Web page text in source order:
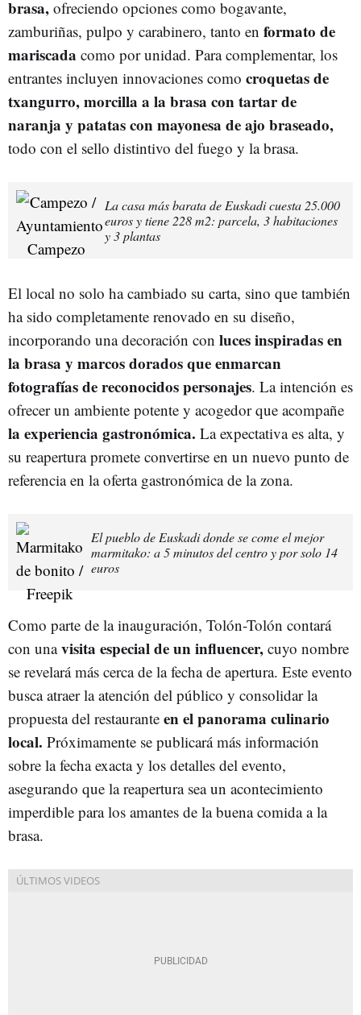
brasa, ofreciendo opciones como bogavante,
zamburiñas, pulpo y carabinero, tanto en formato de
mariscada como por unidad. Para complementar, los
entrantes incluyen innovaciones como croquetas de
txangurro, morcilla a la brasa con tartar de
naranja y patatas con mayonesa de ajo braseado,
todo con el sello distintivo del fuego y la brasa.
La casa más barata de Euskadi cuesta 25.000
euros y tiene 228 m2: parcela, 3 habitaciones
y 3 plantas
El local no solo ha cambiado su carta, sino que también
ha sido completamente renovado en su diseño,
incorporando una decoración con luces inspiradas en
la brasa y marcos dorados que enmarcan
fotografías de reconocidos personajes. La intención es
ofrecer un ambiente potente y acogedor que acompañe
la experiencia gastronómica. La expectativa es alta, y
su reapertura promete convertirse en un nuevo punto de
referencia en la oferta gastronómica de la zona.
El pueblo de Euskadi donde se come el mejor
marmitako: a 5 minutos del centro y por solo 14
euros
Como parte de la inauguración, Tolón-Tolón contará
con unavisita especial de un influencer, cuyo nombre
se revelará más cerca de la fecha de apertura. Este evento
busca atraer la atención del público y consolidar la
propuesta del restaurante en el panorama culinario
local. Próximamente se publicará más información
sobre la fecha exacta y los detalles del evento,
asegurando que la reapertura sea un acontecimiento
imperdible para los amantes de la buena comida a la
brasa.